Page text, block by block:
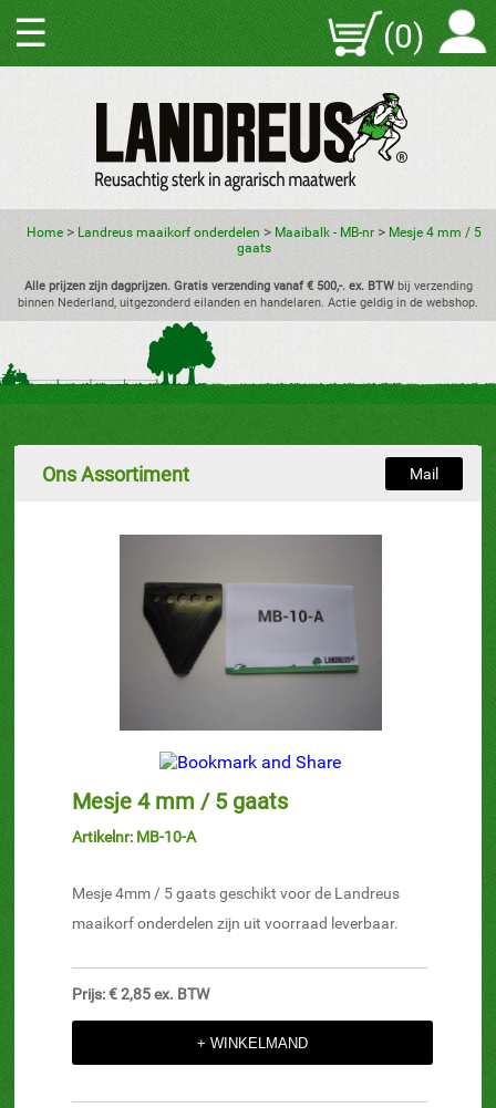
☰ (0)
Home> Landreus maaikorf onderdelen > Maaibalk - MB-nr> Mesje 4 mm / 5
gaats
Alle prijzen zijn dagprijzen. Gratis verzending vanaf € 500,-. ex. BTWbij verzending
binnen Nederland, uitgezonderd eilanden en handelaren. Actie geldig in de webshop.
Ons Assortiment Mail
Mesje 4 mm / 5 gaats
Artikelnr: MB-10-A
Mesje 4mm / 5 gaats geschikt voor de Landreus
maaikorf onderdelen zijn uit voorraad leverbaar.
Prijs: € 2,85 ex. BTW